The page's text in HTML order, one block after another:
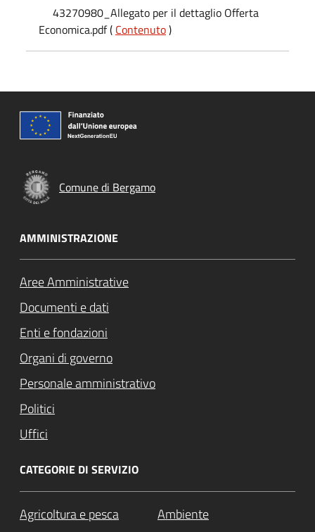
43270980_Allegato per il dettaglio Offerta
Economica.pdf ( Contenuto)
Comune di Bergamo
AMMINISTRAZIONE
Aree Amministrative
Documenti e dati
Enti e fondazioni
Organi di governo
Personale amministrativo
Politici
Uffici
CATEGORIE DI SERVIZIO
Agricoltura e pesca Ambiente